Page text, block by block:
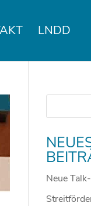
LNDD
Neue